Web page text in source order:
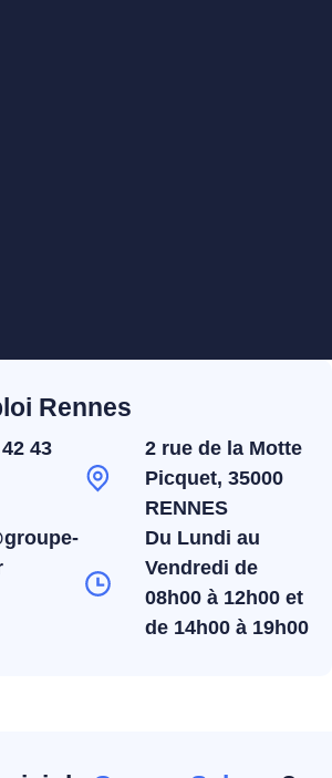
Rennes
43
2 rue de la Motte
Picquet, 35000
RENNES
Du Lundi au
Vendredi de
08h00 à 12h00 et
de 14h00 à 19h00